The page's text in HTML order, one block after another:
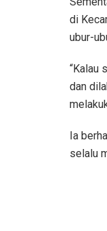
di
ubur-
“Kalau
dan
Ia
selalu